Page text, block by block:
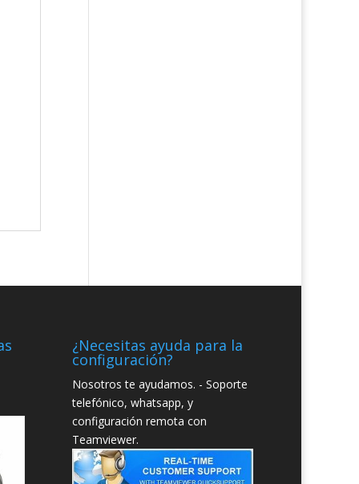
¿Necesitas ayuda para la
configuración?
Nosotros te ayudamos. - Soporte
telefónico, whatsapp, y
configuración remota con
Teamviewer.